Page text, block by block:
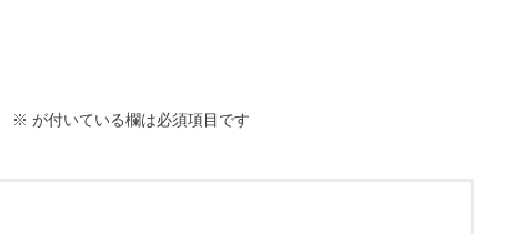
※ が付いている欄は必須項目です